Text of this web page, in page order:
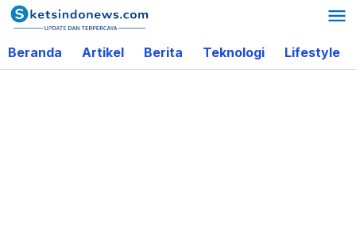
Lewati
ke
konten
Beranda Artikel Berita Teknologi Lifestyle